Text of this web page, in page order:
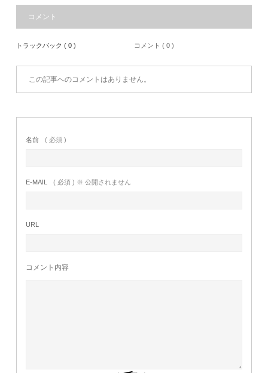
コメント
トラックバック ( 0 ) コメント ( 0 )
この記事へのコメントはありません。
名前 ( 必須 )
E-MAIL ( 必須 ) ※ 公開されません
URL
コメント内容